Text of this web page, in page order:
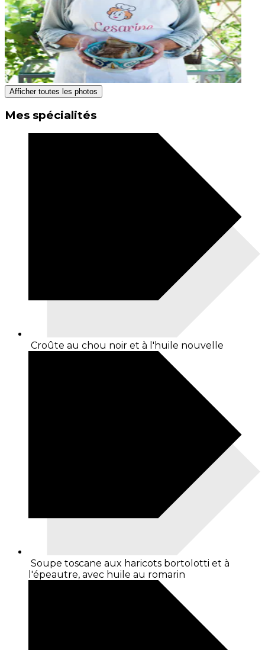
Afficher toutes les photos
Mes spécialités
Croûte au chou noir et à l'huile nouvelle
Soupe toscane aux haricots bortolotti et à
l'épeautre, avec huile au romarin